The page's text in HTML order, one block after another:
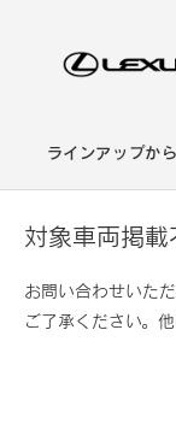
ラインアップか
対象車両掲載
お問い合わせいた
ご了承ください。